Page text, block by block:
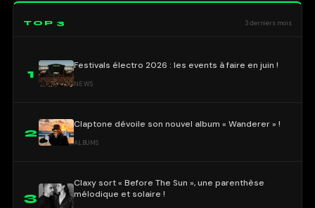
TOP 3 3 derniers mois
1
Festivals électro 2026 : les events à faire en juin !
NEWS
2
Claptone dévoile son nouvel album « Wanderer » !
ALBUMS
3
Claxy sort « Before The Sun », une parenthèse
mélodique et solaire !